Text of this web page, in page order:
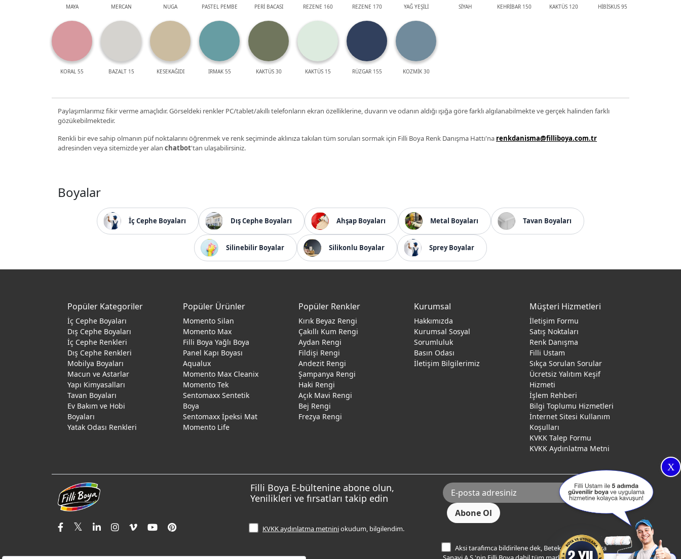
MAYA MERCAN NUGA PASTEL PEMBE PERİ BACASI REZENE 160 REZENE 170 YAĞ YEŞİLİ SİYAH KEHRİBAR 150 KAKTÜS 120 HİBİSKUS 95
KORAL 55 BAZALT 15 KESEKAĞIDI IRMAK 55 KAKTÜS 30 KAKTÜS 15 RÜZGAR 155 KOZMİK 30
Paylaşımlarımız fikir verme amaçlıdır. Görseldeki renkler PC/tablet/akıllı telefonların ekran özelliklerine, duvarın ve odanın aldığı ışığa göre farklı algılanabilmekte ve gerçek halinden farklı
gözükebilmektedir.
Renkli bir eve sahip olmanın püf noktalarını öğrenmek ve renk seçiminde aklınıza takılan tüm soruları sormak için Filli Boya Renk Danışma Hattı'na renkdanisma@filliboya.com.tr
adresinden veya sitemizde yer alan chatbot'tan ulaşabilirsiniz.
Boyalar
İç Cephe Boyaları Dış Cephe Boyaları Ahşap Boyaları Metal Boyaları Tavan Boyaları
Silinebilir Boyalar Silikonlu Boyalar Sprey Boyalar
X
Popüler Kategoriler
İç Cephe Boyaları
Dış Cephe Boyaları
İç Cephe Renkleri
Dış Cephe Renkleri
Mobilya Boyaları
Macun ve Astarlar
Yapı Kimyasalları
Tavan Boyaları
Ev Bakım ve Hobi
Boyaları
Yatak Odası Renkleri
Popüler Ürünler
Momento Silan
Momento Max
Filli Boya Yağlı Boya
Panel Kapı Boyası
Aqualux
Momento Max Cleanix
Momento Tek
Sentomaxx Sentetik
Boya
Sentomaxx İpeksi Mat
Momento Life
Popüler Renkler
Kırık Beyaz Rengi
Çakıllı Kum Rengi
Aydan Rengi
Fildişi Rengi
Andezit Rengi
Şampanya Rengi
Haki Rengi
Açık Mavi Rengi
Bej Rengi
Frezya Rengi
Kurumsal
Hakkımızda
Kurumsal Sosyal
Sorumluluk
Basın Odası
İletişim Bilgilerimiz
Müşteri Hizmetleri
İletişim Formu
Satış Noktaları
Renk Danışma
Filli Ustam
Sıkça Sorulan Sorular
Ücretsiz Yalıtım Keşif
Hizmeti
İşlem Rehberi
Bilgi Toplumu Hizmetleri
İnternet Sitesi Kullanım
Koşulları
KVKK Talep Formu
KVKK Aydınlatma Metni
Filli Boya E-bültenine abone olun,
Yenilikleri ve fırsatları takip edin
KVKK aydınlatma metniniokudum, bilgilendim.
Aksi tarafımca bildirilene dek, Betek Boya ve Kimya